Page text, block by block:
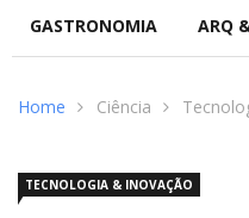
GASTRONOMIA ARQ
Home Ciência
TECNOLOGIA & INOVAÇÃO